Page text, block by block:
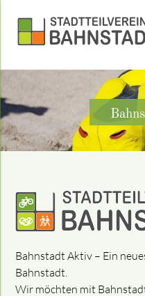
Bahnstadt Aktiv – Ein
Bahnstadt.
Wir möchten mit